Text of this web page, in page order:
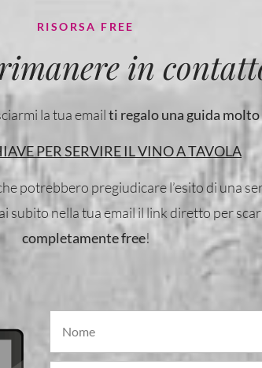
RISORSA FREE
in
la tua emailti regalo una guida
PER SERVIRE IL VINO A TAVOLA
potrebbero pregiudicare l’esito di una
subito nella tua email il link diretto per
completamente free!